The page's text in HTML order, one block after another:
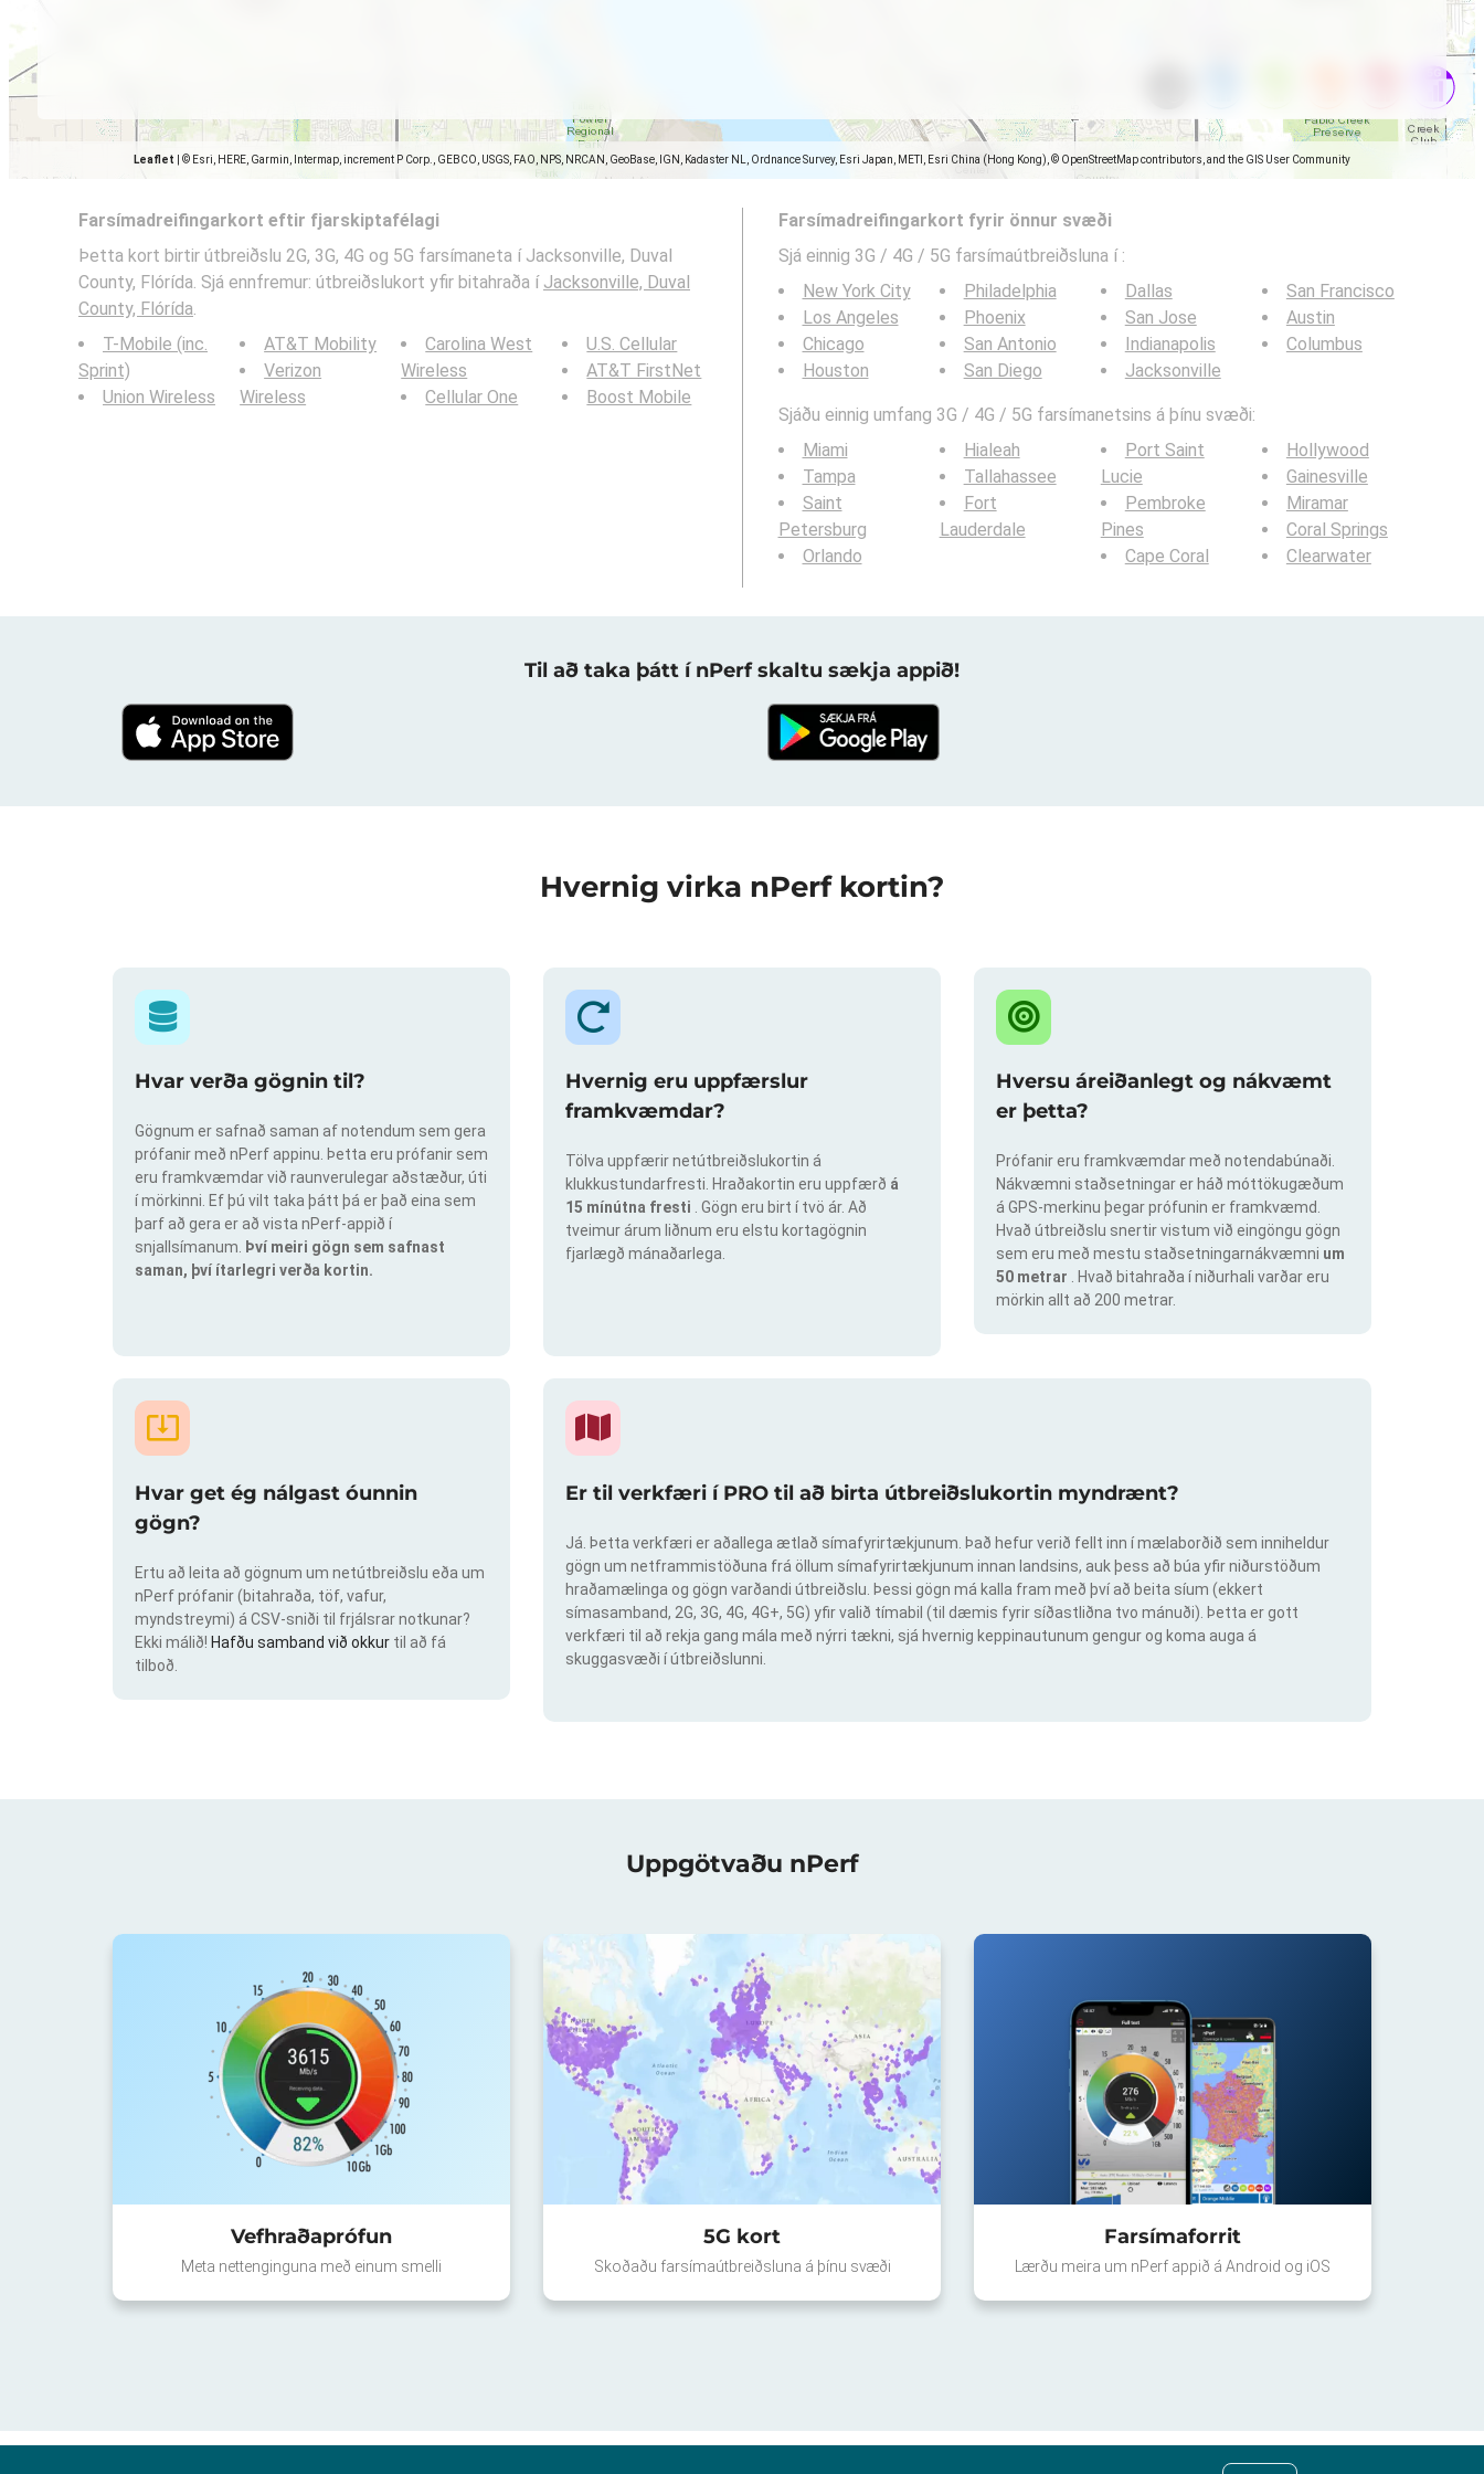
Leaflet © Esri, HERE, Garmin, Intermap, increment P Corp., GEBCO, USGS, FAO, NPS, NRCAN, GeoBase, IGN, Kadaster NL, Ordnance Survey, Esri Japan, METI, Esri China (Hong Kong), © OpenStreetMap contributors, and the GIS User Community
Farsímadreifingarkort eftir fjarskiptafélagi
Þetta kort birtir útbreiðslu 2G, 3G, 4G og 5G farsímaneta í Jacksonville, Duval
County, Flórída. Sjá ennfremur: útbreiðslukort yfir bitahraða í Jacksonville, Duval
County, Flórída.
T-Mobile (inc.
Sprint)
Union Wireless
AT&T Mobility
Verizon
Wireless
Carolina West
Wireless
Cellular One
U.S. Cellular
AT&T FirstNet
Boost Mobile
Farsímadreifingarkort fyrir önnur svæði
Sjá einnig 3G / 4G / 5G farsímaútbreiðsluna í :
New York City
Los Angeles
Chicago
Houston
Philadelphia
Phoenix
San Antonio
San Diego
Dallas
San Jose
Indianapolis
Jacksonville
San Francisco
Austin
Columbus
Sjáðu einnig umfang 3G / 4G / 5G farsímanetsins á þínu svæði:
Miami
Tampa
Saint
Petersburg
Orlando
Hialeah
Tallahassee
Fort
Lauderdale
Port Saint
Lucie
Pembroke
Pines
Cape Coral
Hollywood
Gainesville
Miramar
Coral Springs
Clearwater
Til að taka þátt í nPerf skaltu sækja appið!
Hvernig virka nPerf kortin?
Hvar verða gögnin til?
Gögnum er safnað saman af notendum sem gera
prófanir með nPerf appinu. Þetta eru prófanir sem
eru framkvæmdar við raunverulegar aðstæður, úti
í mörkinni. Ef þú vilt taka þátt þá er það eina sem
þarf að gera er að vista nPerf-appið í
snjallsímanum.
Því meiri gögn sem safnast
saman, því ítarlegri verða kortin.
Hvernig eru uppfærslur
framkvæmdar?
Tölva uppfærir netútbreiðslukortin á
klukkustundarfresti. Hraðakortin eru uppfærð á
15 mínútna fresti
. Gögn eru birt í tvö ár. Að
tveimur árum liðnum eru elstu kortagögnin
fjarlægð mánaðarlega.
Hversu áreiðanlegt og nákvæmt
er þetta?
Prófanir eru framkvæmdar með notendabúnaði.
Nákvæmni staðsetningar er háð móttökugæðum
á GPS-merkinu þegar prófunin er framkvæmd.
Hvað útbreiðslu snertir vistum við eingöngu gögn
sem eru með mestu staðsetningarnákvæmni um
50 metrar
. Hvað bitahraða í niðurhali varðar eru
mörkin allt að 200 metrar.
Hvar get ég nálgast óunnin
gögn?
Ertu að leita að gögnum um netútbreiðslu eða um
nPerf prófanir (bitahraða, töf, vafur,
myndstreymi) á CSV-sniði til frjálsrar notkunar?
Ekki málið! Hafðu samband við okkur til að fá
tilboð.
Er til verkfæri í PRO til að birta útbreiðslukortin myndrænt?
Já. Þetta verkfæri er aðallega ætlað símafyrirtækjunum. Það hefur verið fellt inn í mælaborðið sem inniheldur
gögn um netframmistöðuna frá öllum símafyrirtækjunum innan landsins, auk þess að búa yfir niðurstöðum
hraðamælinga og gögn varðandi útbreiðslu. Þessi gögn má kalla fram með því að beita síum (ekkert
símasamband, 2G, 3G, 4G, 4G+, 5G) yfir valið tímabil (til dæmis fyrir síðastliðna tvo mánuði). Þetta er gott
verkfæri til að rekja gang mála með nýrri tækni, sjá hvernig keppinautunum gengur og koma auga á
skuggasvæði í útbreiðslunni.
Uppgötvaðu nPerf
Vefhraðaprófun
Meta nettenginguna með einum smelli
5G kort
Skoðaðu farsímaútbreiðsluna á þínu svæði
Farsímaforrit
Lærðu meira um nPerf appið á Android og iOS